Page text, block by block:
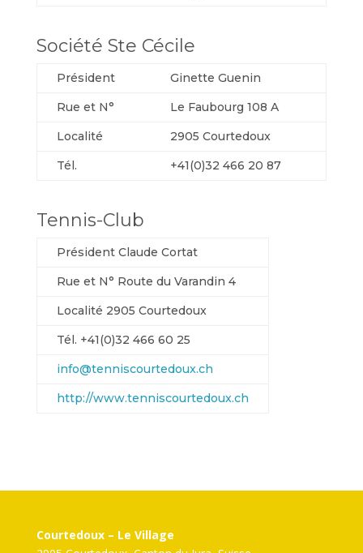
Société Ste Cécile
Président
Ginette Guenin
Rue et N°
Le Faubourg 108 A
Localité
2905 Courtedoux
Tél.
+41(0)32 466 20 87
Tennis-Club
Président Claude Cortat
Rue et N° Route du Varandin 4
Localité 2905 Courtedoux
Tél. +41(0)32 466 60 25
info@tenniscourtedoux.ch
http://www.tenniscourtedoux.ch
Courtedoux – Le Village